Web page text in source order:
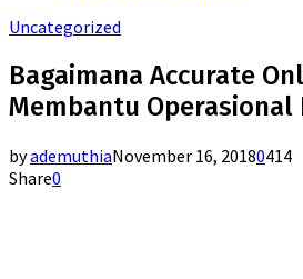
Uncategorized
Bagaimana Accurate
Membantu Operasional
byademuthiaNovember 16, 20180414
Share0